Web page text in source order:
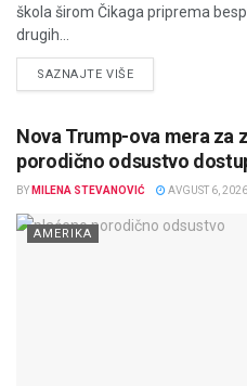
škola širom Čikaga priprema
drugih...
SAZNAJTE VIŠEDETAILS
Nova Trump-ova mera za
porodično odsustvo
BY MILENA STEVANOVIĆ AVGUST 6, 2026
AMERIKA